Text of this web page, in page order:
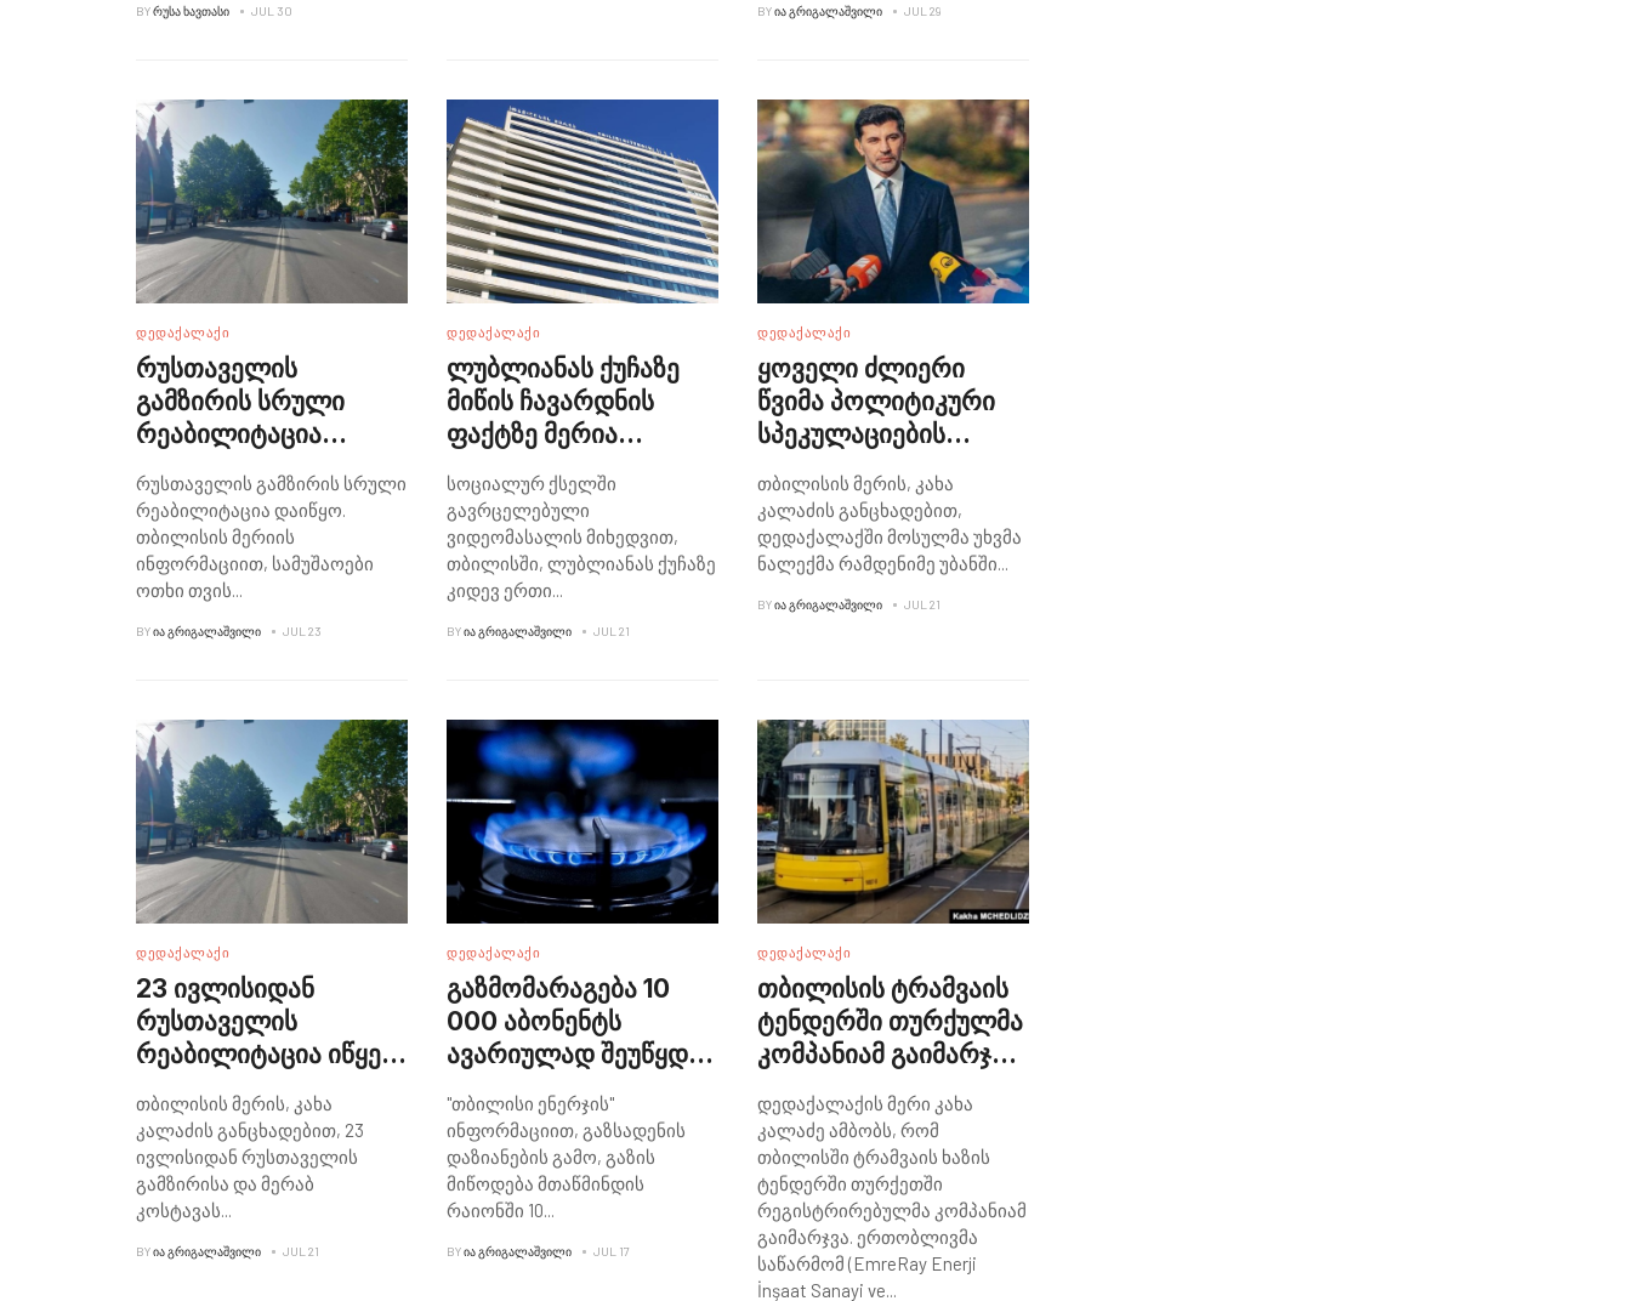
BYᲠᲣᲡᲐ ᲮᲐᲕᲗᲐᲡᲘ JUL 30 BYᲘᲐ ᲒᲠᲘᲒᲐᲚᲐᲨᲕᲘᲚᲘ JUL 29
ᲓᲔᲓᲐᲥᲐᲚᲐᲥᲘ
რუსთაველის
გამზირის სრული
რეაბილიტაცია
დაიწყო - რა
სამუშაოები
ჩატარდება პირველ
ეტაპზე?
რუსთაველის გამზირის სრული
რეაბილიტაცია დაიწყო.
თბილისის მერიის
ინფორმაციით, სამუშაოები
ოთხი თვის...
BYᲘᲐ ᲒᲠᲘᲒᲐᲚᲐᲨᲕᲘᲚᲘ JUL 23
ᲓᲔᲓᲐᲥᲐᲚᲐᲥᲘ
ლუბლიანას ქუჩაზე
მიწის ჩავარდნის
ფაქტზე მერია
განმარტებას
ავრცელებს
სოციალურ ქსელში
გავრცელებული
ვიდეომასალის მიხედვით,
თბილისში, ლუბლიანას ქუჩაზე
კიდევ ერთი...
BYᲘᲐ ᲒᲠᲘᲒᲐᲚᲐᲨᲕᲘᲚᲘ JUL 21
ᲓᲔᲓᲐᲥᲐᲚᲐᲥᲘ
ყოველი ძლიერი
წვიმა პოლიტიკური
სპეკულაციების
მიზეზია - კახა კალაძე
თბილისის მერის, კახა
კალაძის განცხადებით,
დედაქალაქში მოსულმა უხვმა
ნალექმა რამდენიმე უბანში...
BYᲘᲐ ᲒᲠᲘᲒᲐᲚᲐᲨᲕᲘᲚᲘ JUL 21
ᲓᲔᲓᲐᲥᲐᲚᲐᲥᲘ
23 ივლისიდან
რუსთაველის
რეაბილიტაცია იწყება
- გამზირზე მოძრაობა
სრულად შეიზღუდება
თბილისის მერის, კახა
კალაძის განცხადებით, 23
ივლისიდან რუსთაველის
გამზირისა და მერაბ
კოსტავას...
BYᲘᲐ ᲒᲠᲘᲒᲐᲚᲐᲨᲕᲘᲚᲘ JUL 21
ᲓᲔᲓᲐᲥᲐᲚᲐᲥᲘ
გაზმომარაგება 10
000 აბონენტს
ავარიულად შეუწყდა -
"თბილისი ენერჯის"
განცხადება
"თბილისი ენერჯის"
ინფორმაციით, გაზსადენის
დაზიანების გამო, გაზის
მიწოდება მთაწმინდის
რაიონში 10...
BYᲘᲐ ᲒᲠᲘᲒᲐᲚᲐᲨᲕᲘᲚᲘ JUL 17
ᲓᲔᲓᲐᲥᲐᲚᲐᲥᲘ
თბილისის ტრამვაის
ტენდერში თურქულმა
კომპანიამ გაიმარჯვა
- კახა კალაძე
დედაქალაქის მერი კახა
კალაძე ამბობს, რომ
თბილისში ტრამვაის ხაზის
ტენდერში თურქეთში
რეგისტრირებულმა კომპანიამ
გაიმარჯვა. ერთობლივმა
საწარმომ (EmreRay Enerji
İnşaat Sanayi ve...